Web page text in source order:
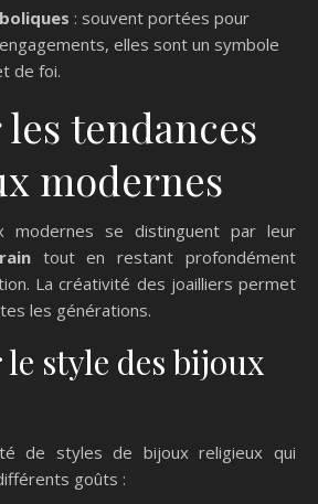
: souvent portées pour
elles sont un symbole
de foi.
tendances
modernes
modernes se distinguent par leur
tout en restant profondément
La créativité des joailliers permet
les générations.
style des bijoux
de styles de bijoux religieux qui
goûts :